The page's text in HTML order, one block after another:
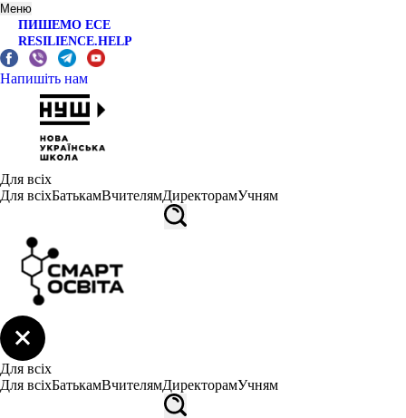
Меню
ПИШЕМО ЕСЕ
RESILIENCE.HELP
Напишіть нам
Для всіх
Для всіхБатькамВчителямДиректорамУчням
Для всіх
Для всіхБатькамВчителямДиректорамУчням